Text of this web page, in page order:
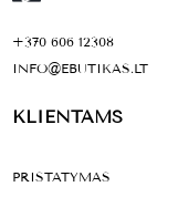
+370 606 12308
INFO@EBUTIKAS.LT
KLIENTAMS
PRISTATYMAS